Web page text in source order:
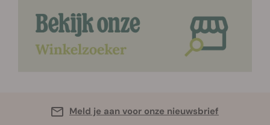
Meld je aan voor onze nieuwsbrief